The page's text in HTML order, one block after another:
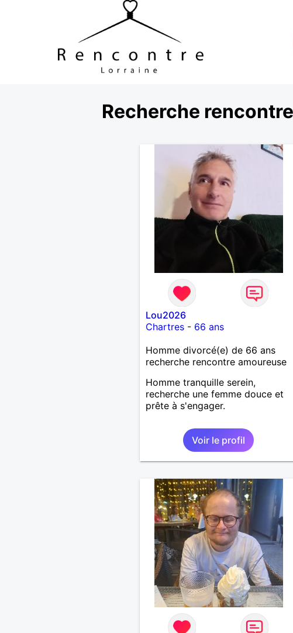
Recherche
Lou2026
Chartres- 66 ans
Homme divorcé(e) de 66 ans
recherche rencontre amoureuse
Homme tranquille serein,
recherche une femme douce et
prête à s'engager.
Voir le profil